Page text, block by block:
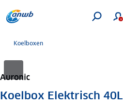
Koelboxen
Auronic
Koelbox Elektrisch 40L